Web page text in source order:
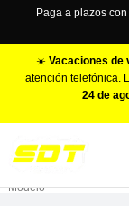
Paga a plazos con
☀️ Vacaciones de
atención telefónica.
24 de
Make
Modelo